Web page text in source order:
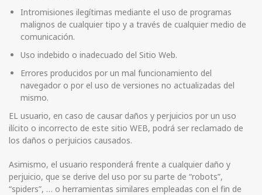
Intromisiones ilegítimas mediante el uso de programas
malignos de cualquier tipo y a través de cualquier medio de
comunicación.
Uso indebido o inadecuado del Sitio Web.
Errores producidos por un mal funcionamiento del
navegador o por el uso de versiones no actualizadas del
mismo.
EL usuario, en caso de causar daños y perjuicios por un uso
ilícito o incorrecto de este sitio WEB, podrá ser reclamado de
los daños o perjuicios causados.
Asimismo, el usuario responderá frente a cualquier daño y
perjuicio, que se derive del uso por su parte de “robots”,
“spiders”, … o herramientas similares empleadas con el fin de